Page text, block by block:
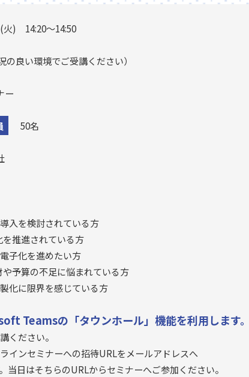
) 14:20～14:50
良い環境でご受講ください）
ー
50名
入を検討されている方
を推進されている方
子化を進めたい方
予算の不足に悩まれている方
化に限界を感じている方
Teamsの「タウンホール」機能を利用します。
ください。
インセミナーへの招待URLをメールアドレスへ
当日はそちらのURLからセミナーへご参加ください。